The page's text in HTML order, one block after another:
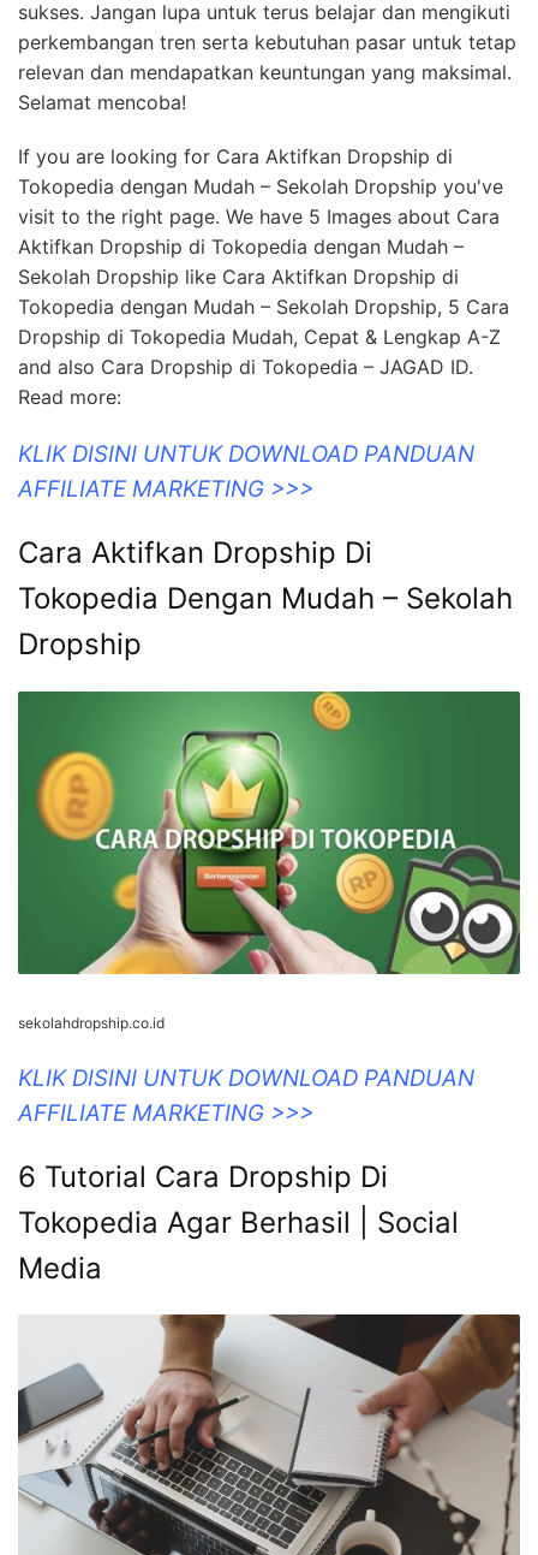
sukses. Jangan lupa untuk terus belajar dan mengikuti
perkembangan tren serta kebutuhan pasar untuk tetap
relevan dan mendapatkan keuntungan yang maksimal.
Selamat mencoba!
If you are looking for Cara Aktifkan Dropship di
Tokopedia dengan Mudah – Sekolah Dropship you've
visit to the right page. We have 5 Images about Cara
Aktifkan Dropship di Tokopedia dengan Mudah –
Sekolah Dropship like Cara Aktifkan Dropship di
Tokopedia dengan Mudah – Sekolah Dropship, 5 Cara
Dropship di Tokopedia Mudah, Cepat & Lengkap A-Z
and also Cara Dropship di Tokopedia – JAGAD ID.
Read more:
KLIK DISINI UNTUK DOWNLOAD PANDUAN
AFFILIATE MARKETING >>>
Cara Aktifkan Dropship Di
Tokopedia Dengan Mudah – Sekolah
Dropship
sekolahdropship.co.id
KLIK DISINI UNTUK DOWNLOAD PANDUAN
AFFILIATE MARKETING >>>
6 Tutorial Cara Dropship Di
Tokopedia Agar Berhasil | Social
Media